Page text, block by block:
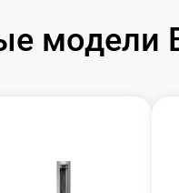
модели